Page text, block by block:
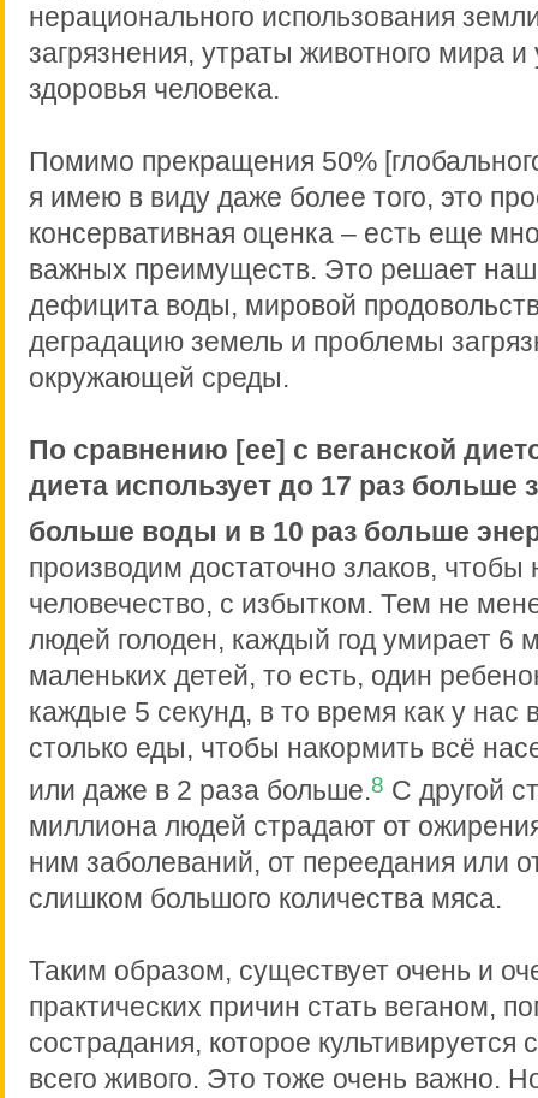
нерационального использования
загрязнения, утраты животного мира и
здоровья человека.
Помимо прекращения 50%
я имею в виду даже более того, это
консервативная оценка – есть еще
важных преимуществ. Это решает
дефицита воды, мировой
деградацию земель и проблемы
окружающей среды.
По сравнению [ее] с веганской
диета использует до 17 раз больше
больше воды и в 10 раз больше
производим достаточно злаков, чтобы
человечество, с избытком. Тем не
людей голоден, каждый год умирает 6
маленьких детей, то есть, один
каждые 5 секунд, в то время как у нас
столько еды, чтобы накормить всё
или даже в 2 раза больше.8 С другой
миллиона людей страдают от
ним заболеваний, от переедания или
слишком большого количества мяса.
Таким образом, существует очень и
практических причин стать веганом,
сострадания, которое культивируется
всего живого. Это тоже очень важно.